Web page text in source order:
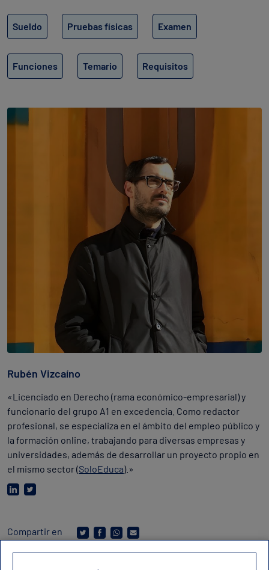
Sueldo Pruebas físicas Examen
Funciones Temario Requisitos
Rubén Vizcaíno
«Licenciado en Derecho (rama económico-empresarial) y
funcionario del grupo A1 en excedencia. Como redactor
profesional, se especializa en el ámbito del empleo público y
la formación online, trabajando para diversas empresas y
universidades, además de desarrollar un proyecto propio en
el mismo sector (SoloEduca).»
Compartir en